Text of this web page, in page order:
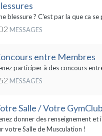
blessure ? C'est par la que ca se
MESSAGES
entre Membres
participer à des concours
MESSAGES
Salle / Votre GymClub
donner des renseignement et
votre Salle de Musculation !